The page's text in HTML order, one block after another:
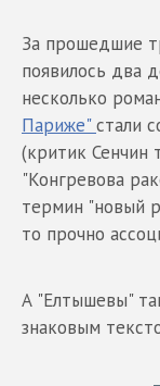
За прошедшие
появилось два
несколько
Париже"стали
(критик Сенчин
"Конгревова
термин "новый
то прочно
А "Елтышевы"
знаковым